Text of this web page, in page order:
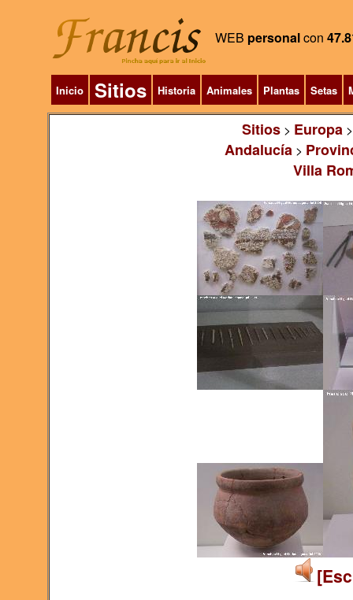
WEB personalcon
Inicio Sitios Historia Animales Plantas Setas
Sitios> Europa
Andalucía >
Villa